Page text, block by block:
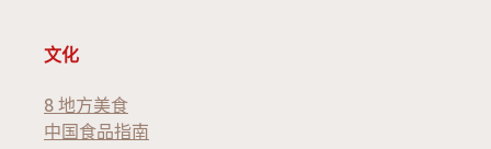
文化
8 地方美食
中国食品指南